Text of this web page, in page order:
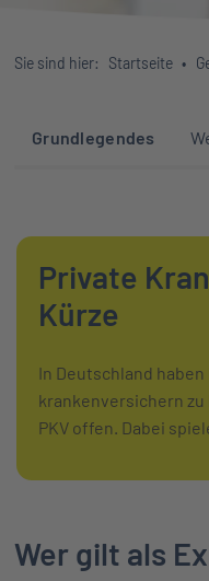
Sie sind hier: Startseite
Sprunglinks
Grundlegendes
Private
Kürze
In Deutschland
krankenversichern
PKV offen. Dabei
Wer gilt als